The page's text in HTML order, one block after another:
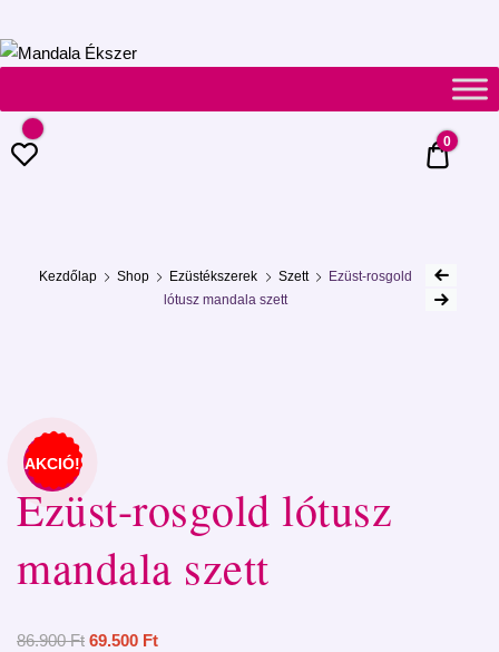
Mandala
Ékszer
0 Ft
0
Kezdőlap Shop Ezüstékszerek Szett
Ezüst-rosgold
lótusz mandala szett
AKCIÓ!
Ezüst-rosgold lótusz
mandala szett
86.900Ft 69.500 Ft